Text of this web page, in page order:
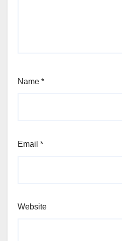
Name *
Email *
Website